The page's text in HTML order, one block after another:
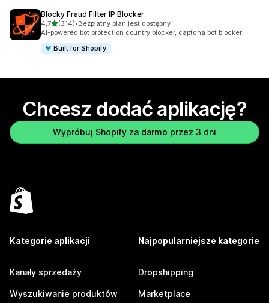
Blocky Fraud Filter IP Blocker
4,7na 5 gwiazdek
(314)
Łączna liczba recenzji: 314
•Bezpłatny plan jest dostępny
AI-powered bot protection country blocker, captcha bot blocker
Built for Shopify
Chcesz dodać aplikację?
Wypróbuj Shopify za darmo przez 3 dni
Kategorie aplikacji
Kanały sprzedaży
Wyszukiwanie produktów
Najpopularniejsze kategorie
Dropshipping
Marketplace